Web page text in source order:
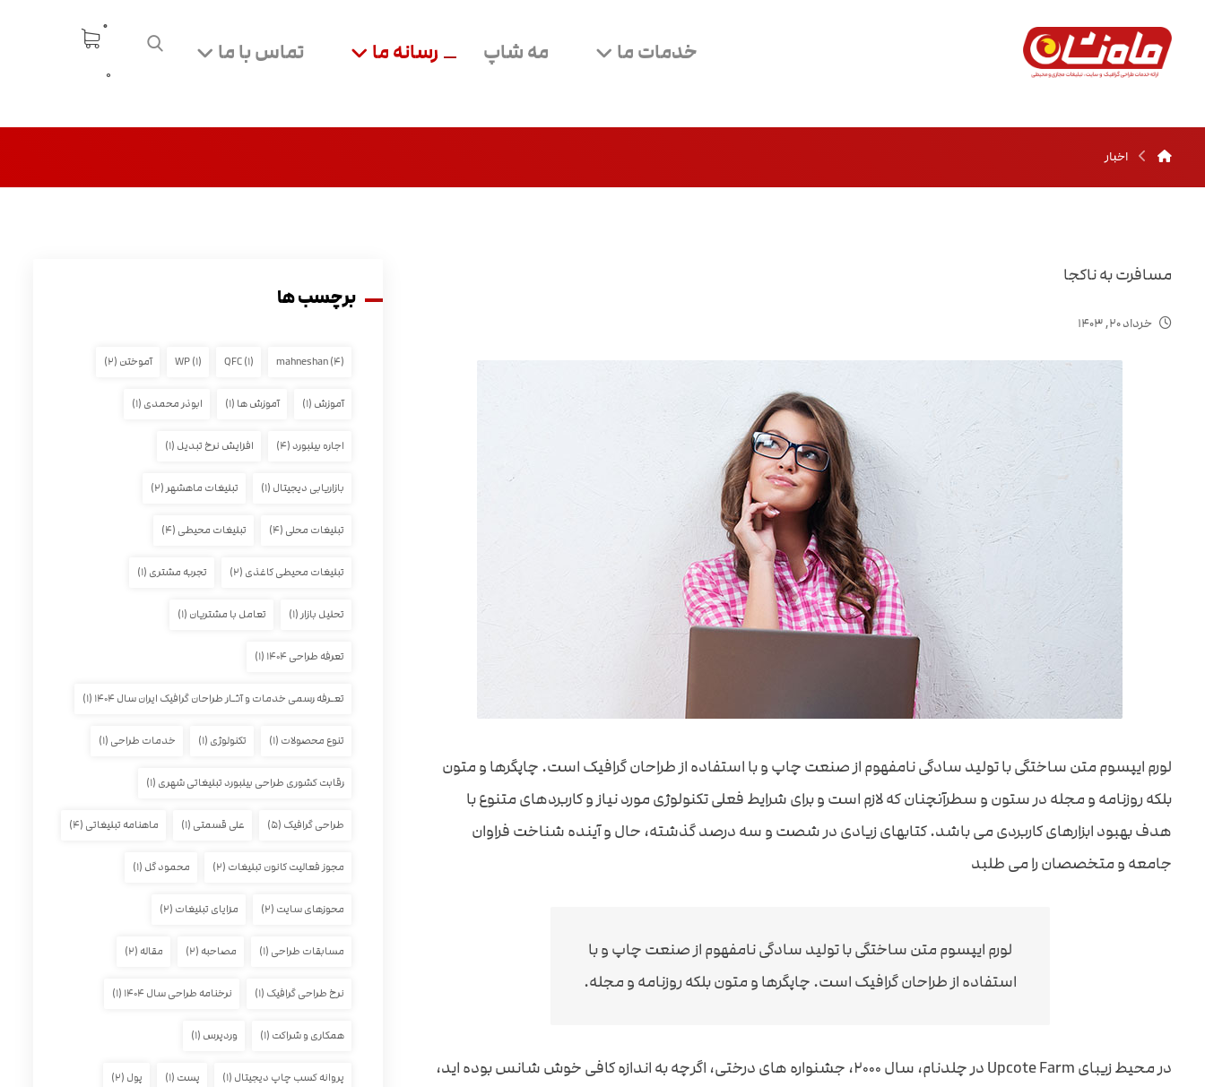
0
خدمات ما مه شاپ رسانه ما تماس با ما
اخبار
مسافرت به ناکجا
خرداد ۲۰, ۱۴۰۳
لورم ایپسوم متن ساختگی با تولید سادگی نامفهوم از صنعت چاپ و با استفاده از طراحان گرافیک است. چاپگرها و متون
بلکه روزنامه و مجله در ستون و سطرآنچنان که لازم است و برای شرایط فعلی تکنولوژی مورد نیاز و کاربردهای متنوع با
هدف بهبود ابزارهای کاربردی می باشد. کتابهای زیادی در شصت و سه درصد گذشته، حال و آینده شناخت فراوان
جامعه و متخصصان را می طلبد
لورم ایپسوم متن ساختگی با تولید سادگی نامفهوم از صنعت چاپ و با
استفاده از طراحان گرافیک است. چاپگرها و متون بلکه روزنامه و مجله.
در محیط زیبای Upcote Farm در چلدنام، سال ۲۰۰۰، جشنواره های درختی، اگرچه به اندازه کافی خوش شانس بوده اید،
برچسب ها
mahneshan(۴) QFC(۱) WP(۱) آموختن (۲)
آموزش (۱) آموزش ها (۱) ابوذر محمدی (۱)
اجاره بیلبورد(۴) افزایش نرخ تبدیل (۱)
بازاریابی دیجیتال (۱) تبلیغات ماهشهر (۲)
تبلیغات محلی (۴) تبلیغات محیطی (۴)
تبلیغات محیطی کاغذی (۲) تجربه مشتری (۱)
تحلیل بازار(۱) تعامل با مشتریان (۱)
تعرفه طراحی ۱۴۰۴ (۱)
تعـرفه رسمی خدمات و آثـار طراحان گرافیک ایران سال ۱۴۰۴ (۱)
تنوع محصولات (۱) تکنولوژی (۱) خدمات طراحی (۱)
رقابت کشوری طراحی بیلبورد تبلیغاتی شهری (۱)
طراحی گرافیک (۵) علی قسمتی (۱) ماهنامه تبلیغاتی (۴)
مجوز فعالیت کانون تبلیغات (۲) محمود گل (۱)
محوزهای سایت (۲) مزایای تبلیغات (۲)
مسابقات طراحی (۱) مصاحبه (۲) مقاله (۲)
نرخ طراحی گرافیک (۱) نرخنامه طراحی سال ۱۴۰۴ (۱)
همکاری و شراکت (۱) وردپرس (۱)
پروانه کسب چاپ دیجیتال (۱) پست (۱) پول (۲)